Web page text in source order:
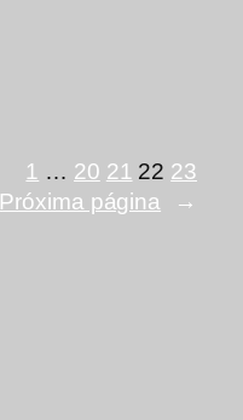
1 … 20 21 22 23
Próxima página
→